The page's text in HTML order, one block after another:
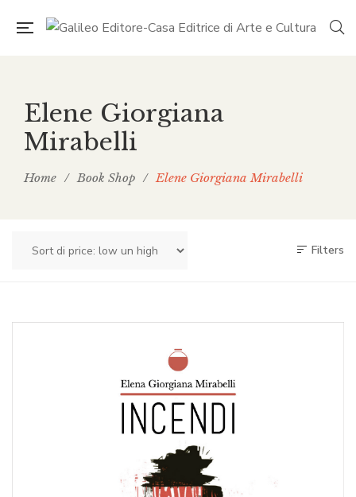
Elene Giorgiana
Mirabelli
Home / Book Shop / Elene Giorgiana Mirabelli
Filters